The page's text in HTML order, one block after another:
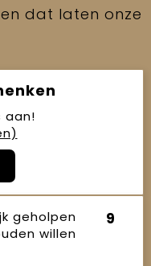
dat laten onze
aan!
geholpen
willen
9